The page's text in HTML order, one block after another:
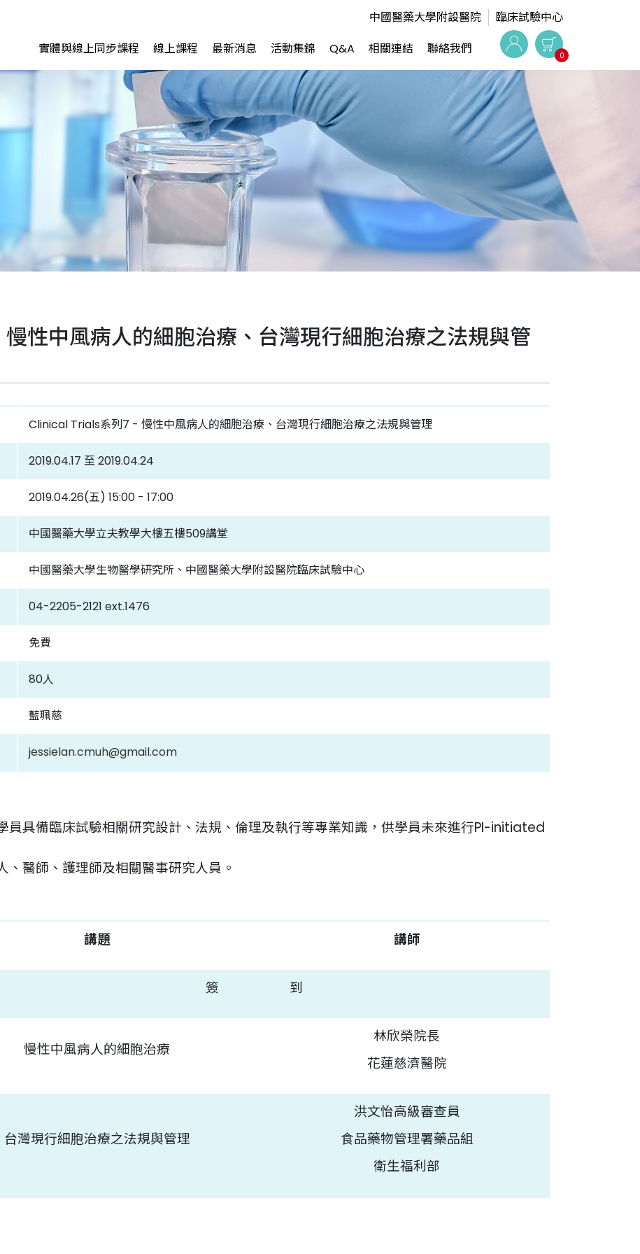
實體與線上同步課程 線上課程 最新消息 活動集錦 Q&A 相關連結 聯絡我們 0
中國醫藥大學附設醫院 臨床試驗中心
性中風病人的細胞治療、台灣現行細胞治療之法規與管
Clinical Trials系列7 - 慢性中風病人的細胞治療、台灣現行細胞治療之法規與管理
2019.04.17 至 2019.04.24
2019.04.26(五) 15:00 - 17:00
中國醫藥大學立夫教學大樓五樓509講堂
中國醫藥大學生物醫學研究所、中國醫藥大學附設醫院臨床試驗中心
04-2205-2121 ext.1476
免費
80人
藍珮慈
jessielan.cmuh@gmail.com
員具備臨床試驗相關研究設計、法規、倫理及執行等專業知識，供學員未來進行PI-initiated
醫師、護理師及相關醫事研究人員。
講題 講師
簽 到
慢性中風病人的細胞治療
林欣榮院長
花蓮慈濟醫院
台灣現行細胞治療之法規與管理
洪文怡高級審查員
食品藥物管理署藥品組
衛生福利部